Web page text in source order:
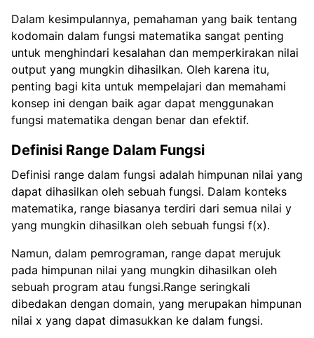
Dalam kesimpulannya, pemahaman yang baik tentang
kodomain dalam fungsi matematika sangat penting
untuk menghindari kesalahan dan memperkirakan nilai
output yang mungkin dihasilkan. Oleh karena itu,
penting bagi kita untuk mempelajari dan memahami
konsep ini dengan baik agar dapat menggunakan
fungsi matematika dengan benar dan efektif.
Definisi Range Dalam Fungsi
Definisi range dalam fungsi adalah himpunan nilai yang
dapat dihasilkan oleh sebuah fungsi. Dalam konteks
matematika, range biasanya terdiri dari semua nilai y
yang mungkin dihasilkan oleh sebuah fungsi f(x).
Namun, dalam pemrograman, range dapat merujuk
pada himpunan nilai yang mungkin dihasilkan oleh
sebuah program atau fungsi.Range seringkali
dibedakan dengan domain, yang merupakan himpunan
nilai x yang dapat dimasukkan ke dalam fungsi.